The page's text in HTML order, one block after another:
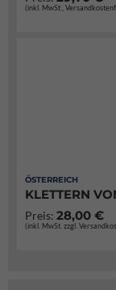
(inkl. MwSt.,
ÖSTERREICH
KLETTERN
Preis: 28,00 €
(inkl. MwSt. zzgl.